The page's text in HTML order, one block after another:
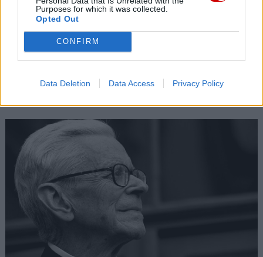
Purposes for which it was collected.
Opted Out
CONFIRM
Data Deletion Data Access Privacy Policy